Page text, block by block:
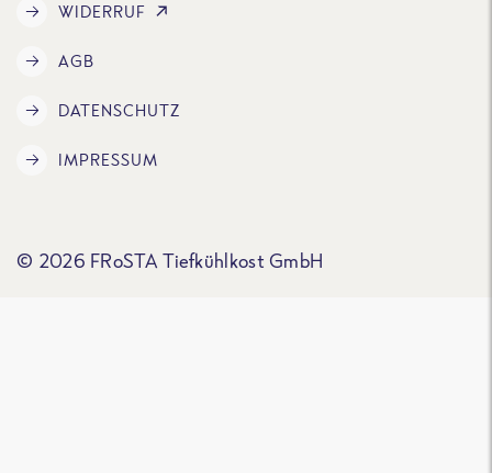
WIDERRUF
AGB
DATENSCHUTZ
IMPRESSUM
© 2026 FRoSTA Tiefkühlkost GmbH